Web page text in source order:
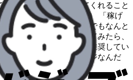
る荷主さんと交渉してくれること
職ゴルフショップ店員） 「稼げ
。そのためなら「激務でもなんと
した。でも、働き始めてみたら、
し、有給休暇の取得も推奨してい
働」はつくられたイメージなんだ